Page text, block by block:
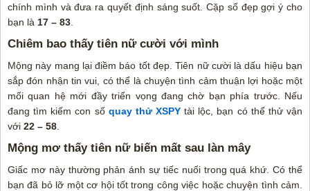
chính mình và đưa ra quyết định sáng suốt. Cặp số đẹp gợi ý cho
bạn là 17 – 83
Chiêm bao thấy tiên nữ cười với mình
Mộng này mang lại điềm báo tốt đẹp. Tiên nữ cười là dấu hiệu bạn
sắp đón nhận tin vui, có thể là chuyện tình cảm thuận lợi hoặc một
mối quan hệ mới đầy triển vọng đang chờ bạn phía trước. Nếu
đang tìm kiếm con số quay thử XSPY tài lộc, bạn có thể thử vận
với 22 – 58
Mộng mơ thấy tiên nữ biến mất sau làn mây
Giấc mơ này thường phản ánh sự tiếc nuối trong quá khứ. Có thể
bạn đã bỏ lỡ một cơ hội tốt trong công việc hoặc chuyện tình cảm.